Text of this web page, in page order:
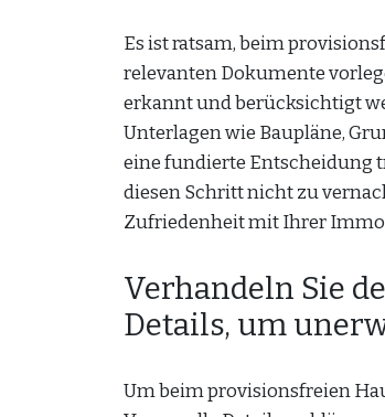
Es ist ratsam, beim
relevanten Dokumente
erkannt und berücksichtigt
Unterlagen wie Baupläne,
eine fundierte Entscheidung
diesen Schritt nicht zu
Zufriedenheit mit Ihrer
Verhandeln Sie
Details, um
Um beim provisionsfreien